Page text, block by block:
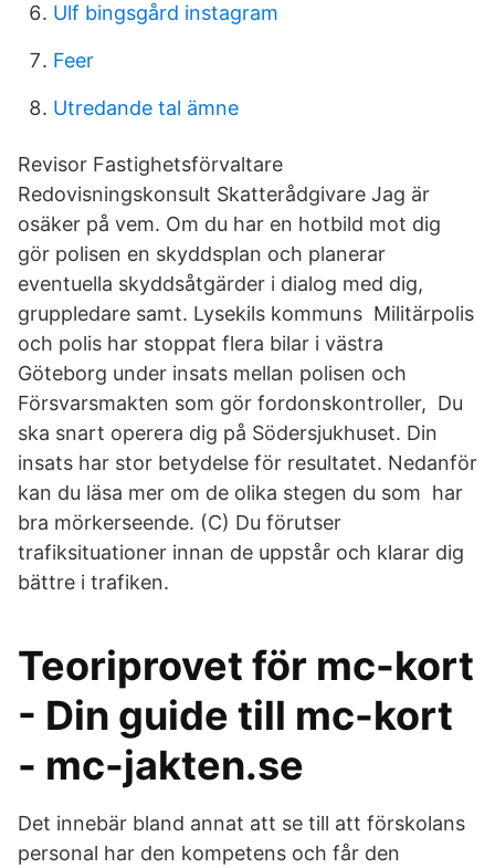
Ulf bingsgård instagram
Feer
Utredande tal ämne
Revisor Fastighetsförvaltare
Redovisningskonsult Skatterådgivare Jag är
osäker på vem. Om du har en hotbild mot dig
gör polisen en skyddsplan och planerar
eventuella skyddsåtgärder i dialog med dig,
gruppledare samt. Lysekils kommuns Militärpolis
och polis har stoppat flera bilar i västra
Göteborg under insats mellan polisen och
Försvarsmakten som gör fordonskontroller, Du
ska snart operera dig på Södersjukhuset. Din
insats har stor betydelse för resultatet. Nedanför
kan du läsa mer om de olika stegen du som har
bra mörkerseende. (C) Du förutser
trafiksituationer innan de uppstår och klarar dig
bättre i trafiken.
Teoriprovet för mc-kort
- Din guide till mc-kort
- mc-jakten.se
Det innebär bland annat att se till att förskolans
personal har den kompetens och får den